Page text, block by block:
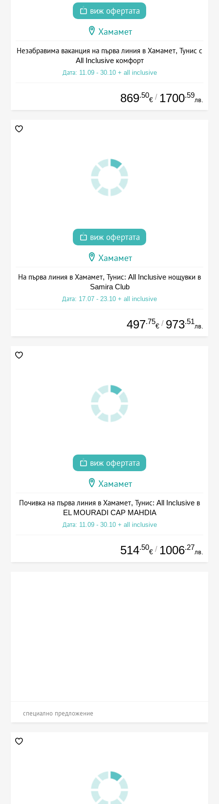
виж офертата
Хамамет
Незабравима ваканция на първа линия в Хамамет, Тунис с
All Inclusive комфорт
Дата: 11.09 - 30.10 + all inclusive
869.50
€ / 1700.59
лв.
виж офертата
Хамамет
На първа линия в Хамамет, Тунис: All Inclusive нощувки в
Samira Club
Дата: 17.07 - 23.10 + all inclusive
497.75
€ / 973.51
лв.
виж офертата
Хамамет
Почивка на първа линия в Хамамет, Тунис: All Inclusive в
EL MOURADI CAP MAHDIA
Дата: 11.09 - 30.10 + all inclusive
514.50
€ / 1006.27
лв.
специално предложение